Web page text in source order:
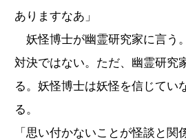
ありますなあ」
妖怪博士が幽霊研究家に言う
対決ではない。ただ、幽霊研究
る。妖怪博士は妖怪を信じてい
る。
「思い付かないことが怪談と関